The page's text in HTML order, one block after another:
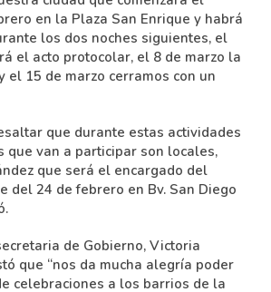
en la Plaza San Enrique y habrá
los dos noches siguientes, el
el acto protocolar, el 8 de marzo la
el 15 de marzo cerramos con un
que durante estas actividades
que van a participar son locales,
que será el encargado del
del 24 de febrero en Bv. San Diego
de Gobierno, Victoria
que “nos da mucha alegría poder
celebraciones a los barrios de la